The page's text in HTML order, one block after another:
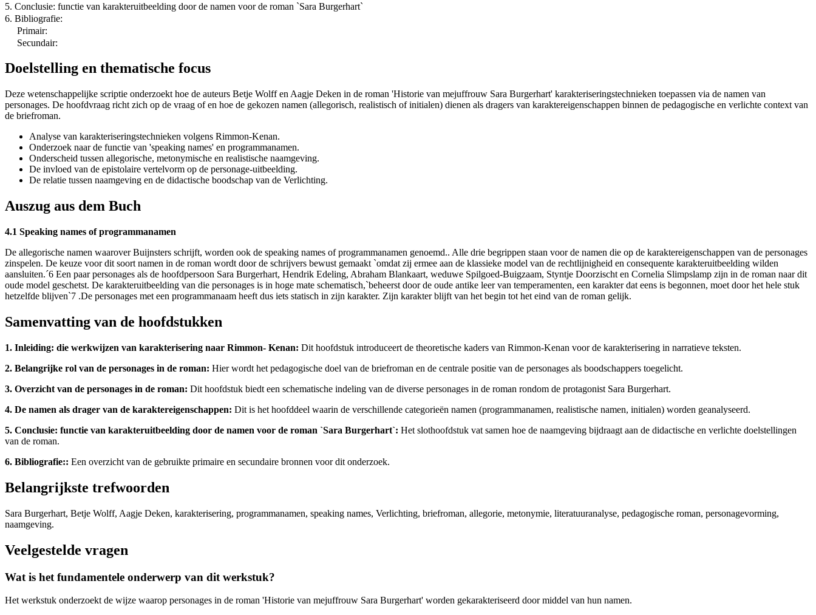
5. Conclusie: functie van karakteruitbeelding door de namen voor de roman `Sara Burgerhart`
6. Bibliografie:
Primair:
Secundair:
Doelstelling en thematische focus
Deze wetenschappelijke scriptie onderzoekt hoe de auteurs Betje Wolff en Aagje Deken in de roman 'Historie van mejuffrouw Sara Burgerhart' karakteriseringstechnieken toepassen via de namen van
personages. De hoofdvraag richt zich op de vraag of en hoe de gekozen namen (allegorisch, realistisch of initialen) dienen als dragers van karaktereigenschappen binnen de pedagogische en verlichte context van
de briefroman.
Analyse van karakteriseringstechnieken volgens Rimmon-Kenan.
Onderzoek naar de functie van 'speaking names' en programmanamen.
Onderscheid tussen allegorische, metonymische en realistische naamgeving.
De invloed van de epistolaire vertelvorm op de personage-uitbeelding.
De relatie tussen naamgeving en de didactische boodschap van de Verlichting.
Auszug aus dem Buch
4.1 Speaking names of programmanamen
De allegorische namen waarover Buijnsters schrijft, worden ook de speaking names of programmanamen genoemd.. Alle drie begrippen staan voor de namen die op de karaktereigenschappen van de personages
zinspelen. De keuze voor dit soort namen in de roman wordt door de schrijvers bewust gemaakt `omdat zij ermee aan de klassieke model van de rechtlijnigheid en consequente karakteruitbeelding wilden
aansluiten.´6 Een paar personages als de hoofdpersoon Sara Burgerhart, Hendrik Edeling, Abraham Blankaart, weduwe Spilgoed-Buigzaam, Styntje Doorzischt en Cornelia Slimpslamp zijn in de roman naar dit
oude model geschetst. De karakteruitbeelding van die personages is in hoge mate schematisch,`beheerst door de oude antike leer van temperamenten, een karakter dat eens is begonnen, moet door het hele stuk
hetzelfde blijven`7 .De personages met een programmanaam heeft dus iets statisch in zijn karakter. Zijn karakter blijft van het begin tot het eind van de roman gelijk.
Samenvatting van de hoofdstukken
1. Inleiding: die werkwijzen van karakterisering naar Rimmon- Kenan: Dit hoofdstuk introduceert de theoretische kaders van Rimmon-Kenan voor de karakterisering in narratieve teksten.
2. Belangrijke rol van de personages in de roman: Hier wordt het pedagogische doel van de briefroman en de centrale positie van de personages als boodschappers toegelicht.
3. Overzicht van de personages in de roman: Dit hoofdstuk biedt een schematische indeling van de diverse personages in de roman rondom de protagonist Sara Burgerhart.
4. De namen als drager van de karaktereigenschappen: Dit is het hoofddeel waarin de verschillende categorieën namen (programmanamen, realistische namen, initialen) worden geanalyseerd.
5. Conclusie: functie van karakteruitbeelding door de namen voor de roman `Sara Burgerhart`: Het slothoofdstuk vat samen hoe de naamgeving bijdraagt aan de didactische en verlichte doelstellingen
van de roman.
6. Bibliografie:: Een overzicht van de gebruikte primaire en secundaire bronnen voor dit onderzoek.
Belangrijkste trefwoorden
Sara Burgerhart, Betje Wolff, Aagje Deken, karakterisering, programmanamen, speaking names, Verlichting, briefroman, allegorie, metonymie, literatuuranalyse, pedagogische roman, personagevorming,
naamgeving.
Veelgestelde vragen
Wat is het fundamentele onderwerp van dit werkstuk?
Het werkstuk onderzoekt de wijze waarop personages in de roman 'Historie van mejuffrouw Sara Burgerhart' worden gekarakteriseerd door middel van hun namen.